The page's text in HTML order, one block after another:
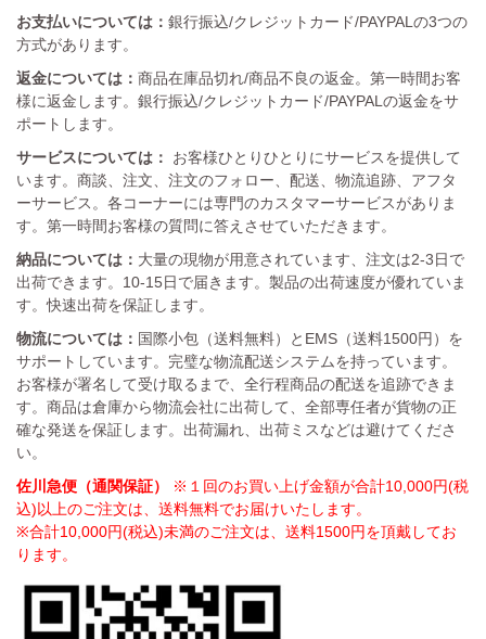
お支払いについては： 銀行振込/クレジットカード/PAYPALの3つの
方式があります。
返金については： 商品在庫品切れ/商品不良の返金。第一時間お客
様に返金します。銀行振込/クレジットカード/PAYPALの返金をサ
ポートします。
サービスについては：
お客様ひとりひとりにサービスを提供して
います。商談、注文、注文のフォロー、配送、物流追跡、アフタ
ーサービス。各コーナーには専門のカスタマーサービスがありま
す。第一時間お客様の質問に答えさせていただきます。
納品については： 大量の現物が用意されています、注文は2-3日で
出荷できます。10-15日で届きます。製品の出荷速度が優れていま
す。快速出荷を保証します。
物流については： 国際小包（送料無料）とEMS（送料1500円）を
サポートしています。完璧な物流配送システムを持っています。
お客様が署名して受け取るまで、全行程商品の配送を追跡できま
す。商品は倉庫から物流会社に出荷して、全部専任者が貨物の正
確な発送を保証します。出荷漏れ、出荷ミスなどは避けてくださ
い。
佐川急便（通関保証）
※１回のお買い上げ金額が合計10,000円(税
込)以上のご注文は、送料無料でお届けいたします。
※合計10,000円(税込)未満のご注文は、送料1500円を頂戴してお
ります。